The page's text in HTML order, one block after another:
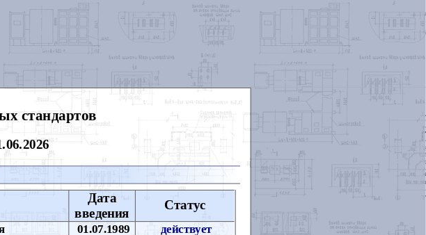
стандартов
Дата
введения
Статус
01.07.1989
действует